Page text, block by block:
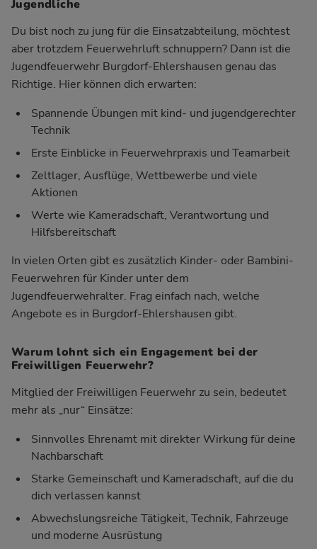
Jugendliche
Du bist noch zu jung für die Einsatzabteilung, möchtest
aber trotzdem Feuerwehrluft schnuppern? Dann ist die
Jugendfeuerwehr Burgdorf-Ehlershausen genau das
Richtige. Hier können dich erwarten:
Spannende Übungen mit kind- und jugendgerechter
Technik
Erste Einblicke in Feuerwehrpraxis und Teamarbeit
Zeltlager, Ausflüge, Wettbewerbe und viele
Aktionen
Werte wie Kameradschaft, Verantwortung und
Hilfsbereitschaft
In vielen Orten gibt es zusätzlich Kinder- oder Bambini-
Feuerwehren für Kinder unter dem
Jugendfeuerwehralter. Frag einfach nach, welche
Angebote es in Burgdorf-Ehlershausen gibt.
Warum lohnt sich ein Engagement bei der
Freiwilligen Feuerwehr?
Mitglied der Freiwilligen Feuerwehr zu sein, bedeutet
mehr als „nur“ Einsätze:
Sinnvolles Ehrenamt mit direkter Wirkung für deine
Nachbarschaft
Starke Gemeinschaft und Kameradschaft, auf die du
dich verlassen kannst
Abwechslungsreiche Tätigkeit, Technik, Fahrzeuge
und moderne Ausrüstung